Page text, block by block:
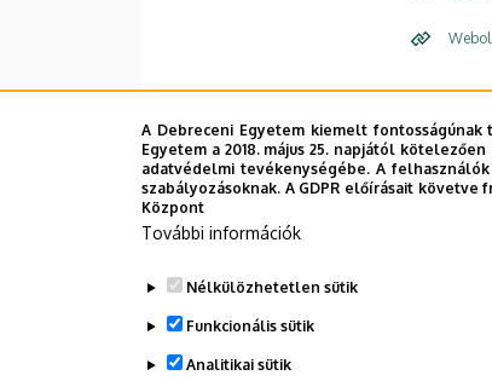
A Debreceni Egyetem kiemelt
Egyetem a 2018. május 25. napjától
adatvédelmi tevékenységébe. A
szabályozásoknak. A GDPR előírásait
Központ
További információk
Nélkülözhetetlen sütik
Funkcionális sütik
Analitikai sütik